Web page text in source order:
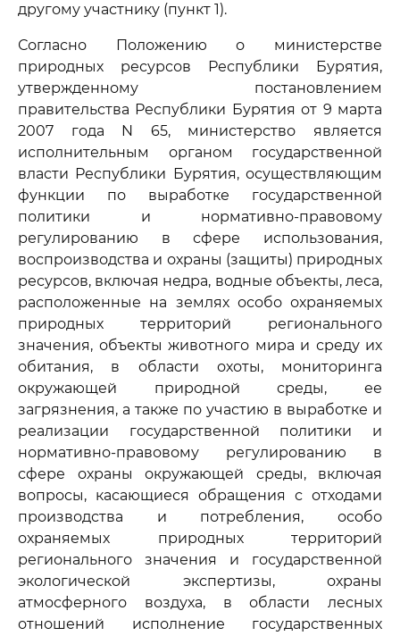
другому участнику (пункт 1).
Согласно Положению о министерстве
природных ресурсов Республики Бурятия,
утвержденному постановлением
правительства Республики Бурятия от 9 марта
2007 года N 65, министерство является
исполнительным органом государственной
власти Республики Бурятия, осуществляющим
функции по выработке государственной
политики и нормативно-правовому
регулированию в сфере использования,
воспроизводства и охраны (защиты) природных
ресурсов, включая недра, водные объекты, леса,
расположенные на землях особо охраняемых
природных территорий регионального
значения, объекты животного мира и среду их
обитания, в области охоты, мониторинга
окружающей природной среды, ее
загрязнения, а также по участию в выработке и
реализации государственной политики и
нормативно-правовому регулированию в
сфере охраны окружающей среды, включая
вопросы, касающиеся обращения с отходами
производства и потребления, особо
охраняемых природных территорий
регионального значения и государственной
экологической экспертизы, охраны
атмосферного воздуха, в области лесных
отношений исполнение государственных